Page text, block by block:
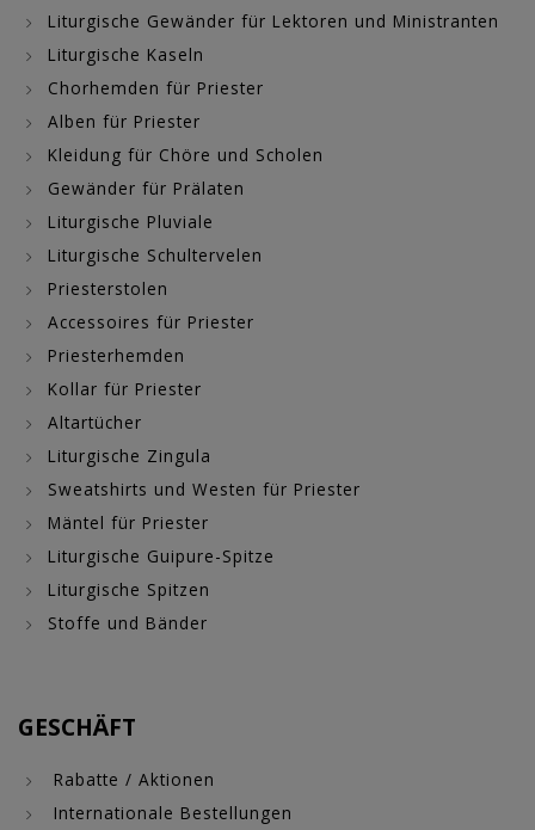
Liturgische Gewänder für Lektoren und Ministranten
Liturgische Kaseln
Chorhemden für Priester
Alben für Priester
Kleidung für Chöre und Scholen
Gewänder für Prälaten
Liturgische Pluviale
Liturgische Schultervelen
Priesterstolen
Accessoires für Priester
Priesterhemden
Kollar für Priester
Altartücher
Liturgische Zingula
Sweatshirts und Westen für Priester
Mäntel für Priester
Liturgische Guipure-Spitze
Liturgische Spitzen
Stoffe und Bänder
GESCHÄFT
Rabatte / Aktionen
Internationale Bestellungen